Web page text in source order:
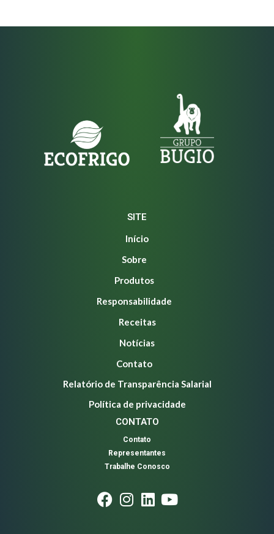
SITE
Início
Sobre
Produtos
Responsabilidade
Receitas
Notícias
Contato
Relatório de Transparência Salarial
Política de privacidade
CONTATO
Contato
Representantes
Trabalhe Conosco